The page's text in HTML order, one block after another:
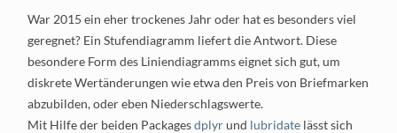
War 2015 ein eher trockenes Jahr oder hat es besonders viel
geregnet? Ein Stufendiagramm liefert die Antwort. Diese
besondere Form des Liniendiagramms eignet sich gut, um
diskrete Wertänderungen wie etwa den Preis von Briefmarken
abzubilden, oder eben Niederschlagswerte.
Mit Hilfe der beiden Packagesdplyrund lubridate lässt sich